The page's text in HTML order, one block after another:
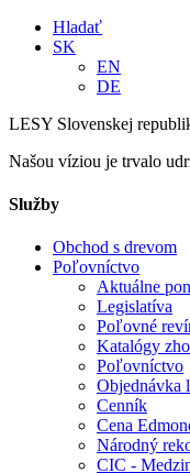
Hladať
SK
EN
DE
LESY Slovenskej
Našou víziou je trvalo
Služby
Obchod s drevom
Poľovníctvo
Aktuálne
Legislatíva
Poľovné
Katalógy
Poľovníctvo
Objednávka
Cenník
Cena
Národný
CIC -